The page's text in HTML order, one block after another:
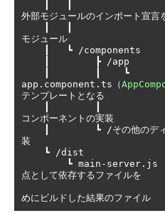
外部モジュールのインポート宣言
モジュール
┗ /components
┣ /app
┗
app . component . ts （
テンプレートとなる
コンポーネントの実装
┗ /その他のデ
装
┗ /dist
┗ main - server . js
点として依存するファイルを
めにビルドした結果のファイル